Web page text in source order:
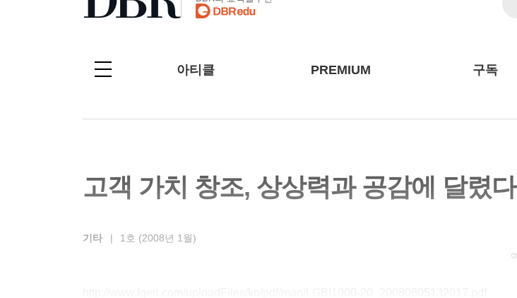
아티클 PREMIUM 구독
고객 가치 창조, 상상력과 공감에 달렸다
기타 | 1호 (2008년 1월)